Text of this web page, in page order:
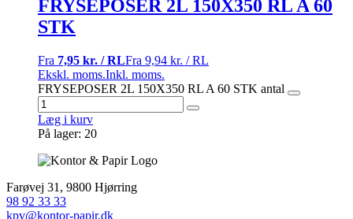
FRYSEPOSER 2L 150X350 RL A 60
STK
Fra 7,95 kr. / RLFra 9,94 kr. / RL
Ekskl. moms.Inkl. moms.
FRYSEPOSER 2L 150X350 RL A 60 STK antal
Læg i kurv
På lager: 20
Farøvej 31, 9800 Hjørring
98 92 33 33
kpv@kontor-papir.dk